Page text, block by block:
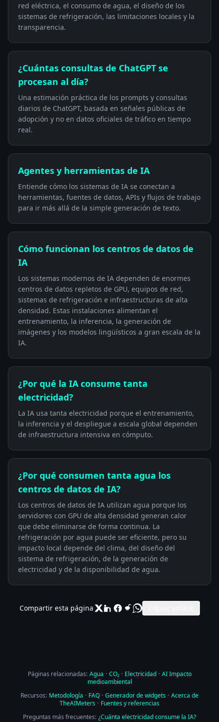
red eléctrica, el consumo de agua, el diseño de los
sistemas de refrigeración, las limitaciones locales y la
transparencia.
¿Cuántas consultas de ChatGPT se
procesan al día?
Una estimación práctica de los prompts y consultas
diarios de ChatGPT, basada en señales públicas de
adopción y no en datos oficiales de tráfico en tiempo
real.
Agentes y herramientas de IA
Entiende cómo los sistemas de IA se conectan a
herramientas, fuentes de datos, APIs y flujos de trabajo
para ir más allá de la simple generación de texto.
Cómo funcionan los centros de datos de
IA
Los sistemas modernos de IA dependen de enormes
centros de datos repletos de GPU, equipos de red,
sistemas de refrigeración e infraestructuras de alta
densidad. Estas instalaciones alimentan el
entrenamiento, la inferencia, la generación de
imágenes y los modelos lingüísticos a gran escala de la
IA.
¿Por qué la IA consume tanta
electricidad?
La IA usa tanta electricidad porque el entrenamiento,
la inferencia y el despliegue a escala global dependen
de infraestructura intensiva en cómputo.
¿Por qué consumen tanta agua los
centros de datos de IA?
Los centros de datos de IA utilizan agua porque los
servidores con GPU de alta densidad generan calor
que debe eliminarse de forma continua. La
refrigeración por agua puede ser eficiente, pero su
impacto local depende del clima, del diseño del
sistema de refrigeración, de la generación de
electricidad y de la disponibilidad de agua.
Compartir esta página
Páginas relacionadas: Agua · CO₂ · Electricidad · AI Impacto
medioambiental
Recursos: Metodología · FAQ · Generador de widgets · Acerca de
TheAIMeters · Fuentes y referencias
Preguntas más frecuentes: ¿Cuánta electricidad consume la IA?